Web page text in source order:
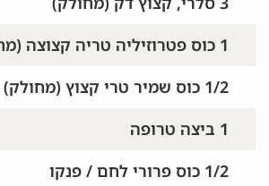
1 כוס פטרוזיליה טריה קצוצה (מחולק)
1/2 כוס שמיר טרי קצוץ (מחולק)
1 ביצה טרופה
1/2 כוס פרורי לחם / פנקו